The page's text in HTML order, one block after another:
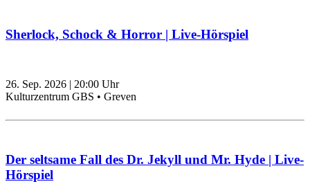
Sherlock, Schock & Horror | Live-Hörspiel
26. Sep. 2026 | 20:00 Uhr
Kulturzentrum GBS • Greven
Der seltsame Fall des Dr. Jekyll und Mr. Hyde | Live-
Hörspiel